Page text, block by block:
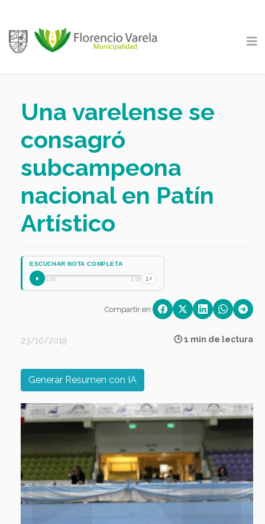
Una varelense se
consagró
subcampeona
nacional en Patín
Artístico
ESCUCHAR NOTA COMPLETA
0:00 1:05 1×
Compartir en:
23/10/2019 🕒 1 min de lectura
Generar Resumen con IA